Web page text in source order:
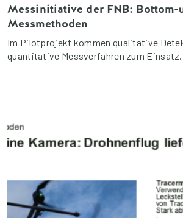
Messinitiative der FNB: Bottom-
Messmethoden
Im Pilotprojekt kommen qualitative
quantitative Messverfahren zum Einsatz.